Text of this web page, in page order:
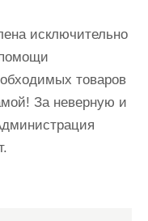
исключительно
товаров
За неверную и